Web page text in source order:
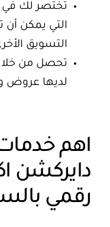
تختصر لك في
التي يمكن أن
التسويق
تحصل من
لديها عروض
اهم
دايركشن
رقمي